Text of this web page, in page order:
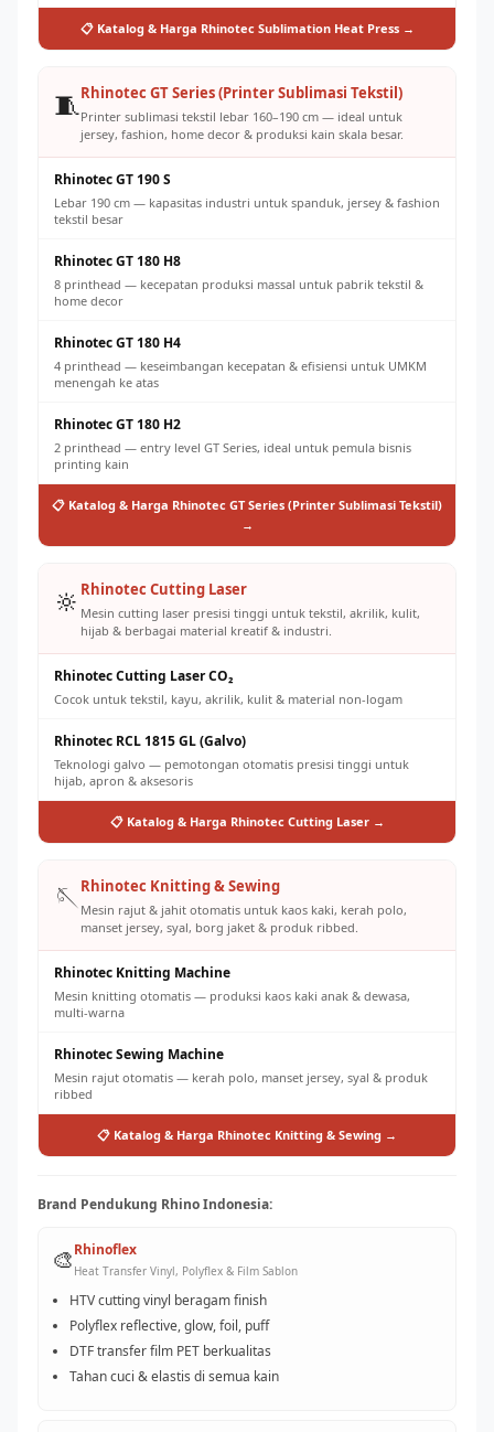
📋 Katalog & Harga Rhinotec Sublimation Heat Press →
🧵Rhinotec GT Series (Printer Sublimasi Tekstil)
Printer sublimasi tekstil lebar 160–190 cm — ideal untuk
jersey, fashion, home decor & produksi kain skala besar.
Rhinotec GT 190 S
Lebar 190 cm — kapasitas industri untuk spanduk, jersey & fashion
tekstil besar
Rhinotec GT 180 H8
8 printhead — kecepatan produksi massal untuk pabrik tekstil &
home decor
Rhinotec GT 180 H4
4 printhead — keseimbangan kecepatan & efisiensi untuk UMKM
menengah ke atas
Rhinotec GT 180 H2
2 printhead — entry level GT Series, ideal untuk pemula bisnis
printing kain
📋 Katalog & Harga Rhinotec GT Series (Printer Sublimasi Tekstil)
→
🔆 Rhinotec Cutting Laser
Mesin cutting laser presisi tinggi untuk tekstil, akrilik, kulit,
hijab & berbagai material kreatif & industri.
Rhinotec Cutting Laser CO₂
Cocok untuk tekstil, kayu, akrilik, kulit & material non-logam
Rhinotec RCL 1815 GL (Galvo)
Teknologi galvo — pemotongan otomatis presisi tinggi untuk
hijab, apron & aksesoris
📋 Katalog & Harga Rhinotec Cutting Laser →
🪡Rhinotec Knitting & Sewing
Mesin rajut & jahit otomatis untuk kaos kaki, kerah polo,
manset jersey, syal, borg jaket & produk ribbed.
Rhinotec Knitting Machine
Mesin knitting otomatis — produksi kaos kaki anak & dewasa,
multi-warna
Rhinotec Sewing Machine
Mesin rajut otomatis — kerah polo, manset jersey, syal & produk
ribbed
📋 Katalog & Harga Rhinotec Knitting & Sewing →
Brand Pendukung Rhino Indonesia:
🎨Rhinoflex
Heat Transfer Vinyl, Polyflex & Film Sablon
HTV cutting vinyl beragam finish
Polyflex reflective, glow, foil, puff
DTF transfer film PET berkualitas
Tahan cuci & elastis di semua kain